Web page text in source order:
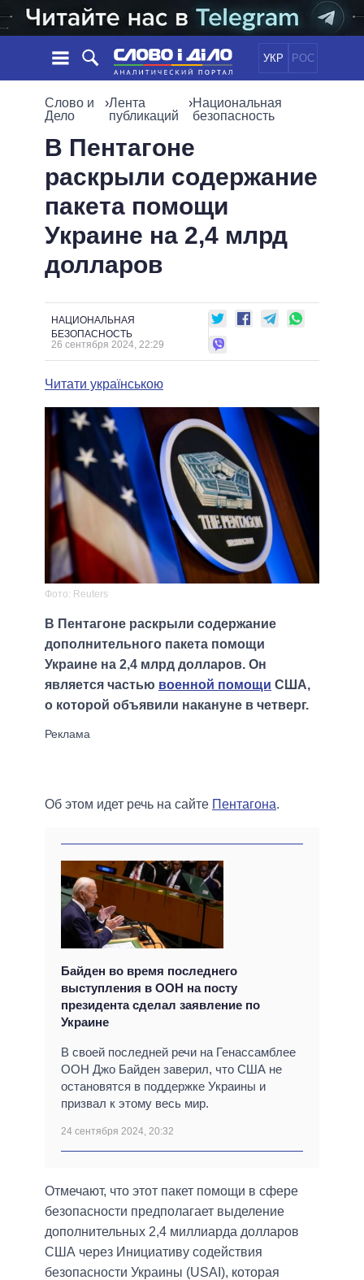
УКР РОС
НОВОСТИ
ЛЕНТА
СТАТЬИ
МНЕНИЯ
ОБЗОРЫ
ДАЙДЖЕСТЫ
ОБЩЕСТВО
МИР
ПОЛИТИКИ
ВСЕ ПОЛИТИКИ
ПРЕЗИДЕНТ И ОФИС
ВЕРХОВНАЯ РАДА
КАБИНЕТ МИНИСТРОВ
ГЛАВЫ ОБЛАДМИНИСТРАЦИЙ
МЭРЫ
ВСЕ ПЕРСОНЫ
ИНФОГРАФИКА
ВИДЕО
СРАВНЕНИЕ ПОЛИТИКОВ
Слово и
Дело
›Лента
публикаций
›Национальная
безопасность
В Пентагоне
раскрыли содержание
пакета помощи
Украине на 2,4 млрд
долларов
НАЦИОНАЛЬНАЯ
БЕЗОПАСНОСТЬ
26 сентября 2024, 22:29
Читати українською
Фото: Reuters
В Пентагоне раскрыли содержание
дополнительного пакета помощи
Украине на 2,4 млрд долларов. Он
является частью военной помощи США,
о которой объявили накануне в четверг.
Об этом идет речь на сайте Пентагона.
Байден во время последнего
выступления в ООН на посту
президента сделал заявление по
Украине
В своей последней речи на Генассамблее
ООН Джо Байден заверил, что США не
остановятся в поддержке Украины и
призвал к этому весь мир.
24 сентября 2024, 20:32
Отмечают, что этот пакет помощи в сфере
безопасности предполагает выделение
дополнительных 2,4 миллиарда долларов
США через Инициативу содействия
безопасности Украины (USAI), которая